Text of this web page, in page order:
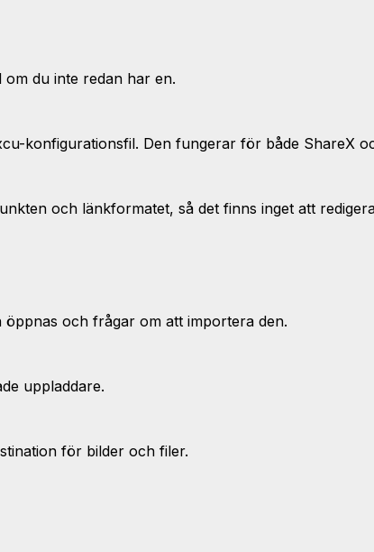
du inte redan har en.
konfigurationsfil. Den fungerar för både ShareX
och länkformatet, så det finns inget att
och frågar om att importera den.
uppladdare.
för bilder och filer.